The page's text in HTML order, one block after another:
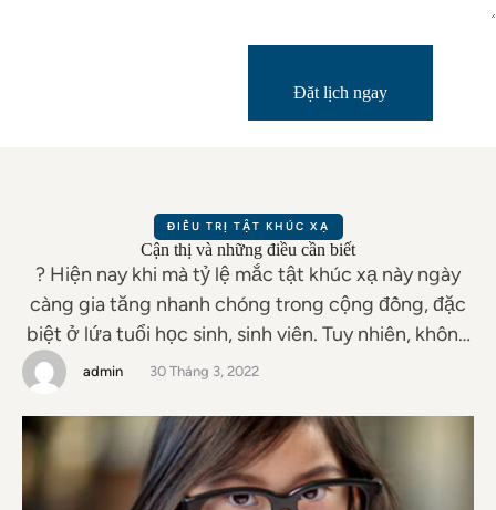
Đặt lịch ngay
ĐIỀU TRỊ TẬT KHÚC XẠ
Cận thị và những điều cần biết
? Hiện nay khi mà tỷ lệ mắc tật khúc xạ này ngày
càng gia tăng nhanh chóng trong cộng đồng, đặc
biệt ở lứa tuổi học sinh, sinh viên. Tuy nhiên, không
phải ai cũng biết tất tần tật về “em nó”. Hãy cùng
3P EYECARE tìm hiểu qua nhé: ⚡️ Cận thị xuất …
admin 30 Tháng 3, 2022